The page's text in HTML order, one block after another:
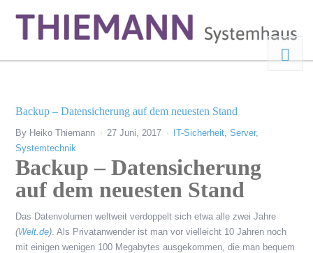
Backup – Datensicherung auf dem neuesten Stand
By Heiko Thiemann 27 Juni, 2017 IT-Sicherheit ,Server,
Systemtechnik
Backup – Datensicherung
auf dem neuesten Stand
Das Datenvolumen weltweit verdoppelt sich etwa alle zwei Jahre
(Welt.de) . Als Privatanwender ist man vor vielleicht 10 Jahren noch
mit einigen wenigen 100 Megabytes ausgekommen, die man bequem